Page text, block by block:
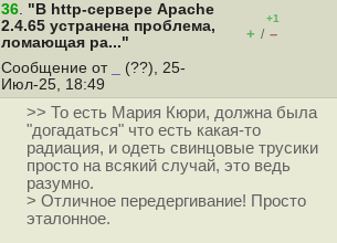
36. "В http-сервере Apache
2.4.65 устранена проблема,
ломающая ра..."
+1
+ / –
Сообщение от
(??), 25-
Июл-25, 18:49
>> То есть Мария Кюри, должна была
"догадаться" что есть какая-то
радиация, и одеть свинцовые трусики
просто на всякий случай, это ведь
разумно.
> Отличное передергивание! Просто
эталонное.